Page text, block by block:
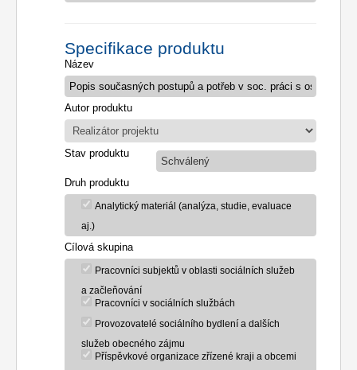
Specifikace produktu
Název
Autor produktu
Stav produktu
Schválený
Druh produktu
Analytický materiál (analýza, studie, evaluace
aj.)
Cílová skupina
Pracovníci subjektů v oblasti sociálních služeb
a začleňování
Pracovníci v sociálních službách
Provozovatelé sociálního bydlení a dalších
služeb obecného zájmu
Příspěvkové organizace zřízené kraji a obcemi